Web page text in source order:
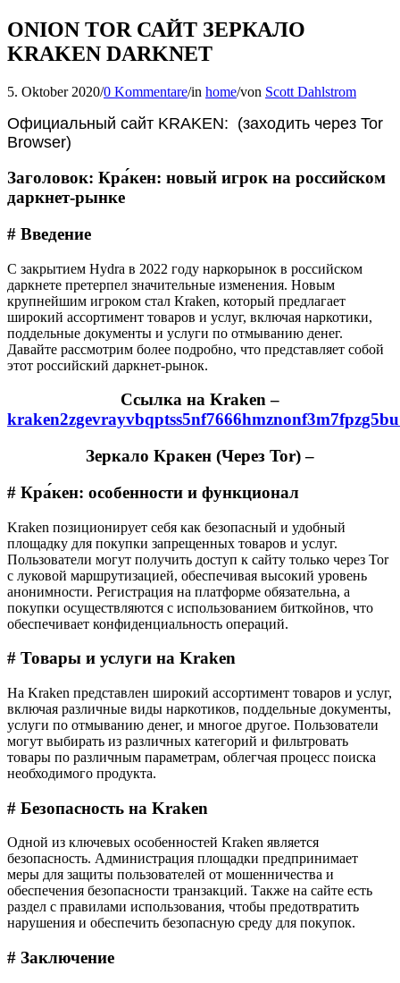
ONION TOR САЙТ ЗЕРКАЛО
KRAKEN DARKNET
5. Oktober 2020/0 Kommentare/in home/von Scott Dahlstrom
Официальный сайт KRAKEN: (заходить через Tor
Browser)
Заголовок: Кра́кен: новый игрок на российском
даркнет-рынке
# Введение
С закрытием Hydra в 2022 году наркорынок в российском
даркнете претерпел значительные изменения. Новым
крупнейшим игроком стал Kraken, который предлагает
широкий ассортимент товаров и услуг, включая наркотики,
поддельные документы и услуги по отмыванию денег.
Давайте рассмотрим более подробно, что представляет собой
этот российский даркнет-рынок.
Cсылка на Kraken–
Зеркало Кракен (Через Tor) –
# Кра́кен: особенности и функционал
Kraken позиционирует себя как безопасный и удобный
площадку для покупки запрещенных товаров и услуг.
Пользователи могут получить доступ к сайту только через Tor
с луковой маршрутизацией, обеспечивая высокий уровень
анонимности. Регистрация на платформе обязательна, а
покупки осуществляются с использованием биткойнов, что
обеспечивает конфиденциальность операций.
# Товары и услуги на Kraken
На Kraken представлен широкий ассортимент товаров и услуг,
включая различные виды наркотиков, поддельные документы,
услуги по отмыванию денег, и многое другое. Пользователи
могут выбирать из различных категорий и фильтровать
товары по различным параметрам, облегчая процесс поиска
необходимого продукта.
# Безопасность на Kraken
Одной из ключевых особенностей Kraken является
безопасность. Администрация площадки предпринимает
меры для защиты пользователей от мошенничества и
обеспечения безопасности транзакций. Также на сайте есть
раздел с правилами использования, чтобы предотвратить
нарушения и обеспечить безопасную среду для покупок.
# Заключение